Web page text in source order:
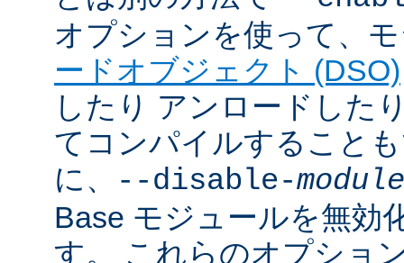
オプションを使って、
ードオブジェクト (DSO)
したり アンロードした
てコンパイルすること
に、
--disable-module
Base モジュールを無効
す。 これらのオプショ